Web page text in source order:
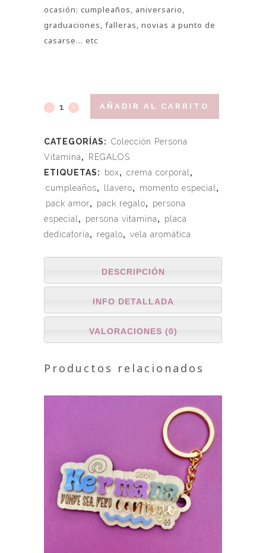
ocasión: cumpleaños, aniversario,
graduaciones, falleras, novias a punto de
casarse… etc
AÑADIR AL CARRITO
CATEGORÍAS: Colección Persona
Vitamina,
REGALOS
ETIQUETAS:
box, crema corporal ,
cumpleaños, llavero, momento especial ,
pack amor, pack regalo,
persona
especial , persona vitamina,
placa
dedicatoria, regalo, vela aromática
DESCRIPCIÓN
INFO DETALLADA
VALORACIONES (0)
Productos relacionados